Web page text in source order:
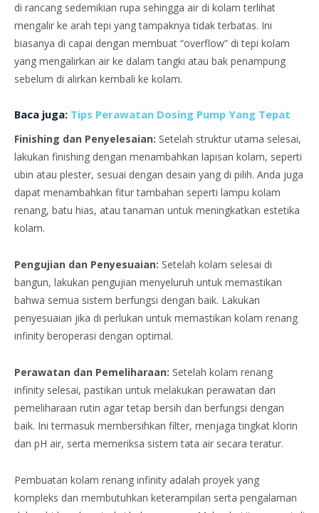
di rancang sedemikian rupa sehingga air di kolam terlihat
mengalir ke arah tepi yang tampaknya tidak terbatas. Ini
biasanya di capai dengan membuat “overflow” di tepi kolam
yang mengalirkan air ke dalam tangki atau bak penampung
sebelum di alirkan kembali ke kolam.
Baca juga: Tips Perawatan Dosing Pump Yang Tepat
Finishing dan Penyelesaian: Setelah struktur utama selesai,
lakukan finishing dengan menambahkan lapisan kolam, seperti
ubin atau plester, sesuai dengan desain yang di pilih. Anda juga
dapat menambahkan fitur tambahan seperti lampu kolam
renang, batu hias, atau tanaman untuk meningkatkan estetika
kolam.
Pengujian dan Penyesuaian: Setelah kolam selesai di
bangun, lakukan pengujian menyeluruh untuk memastikan
bahwa semua sistem berfungsi dengan baik. Lakukan
penyesuaian jika di perlukan untuk memastikan kolam renang
infinity beroperasi dengan optimal.
Perawatan dan Pemeliharaan: Setelah kolam renang
infinity selesai, pastikan untuk melakukan perawatan dan
pemeliharaan rutin agar tetap bersih dan berfungsi dengan
baik. Ini termasuk membersihkan filter, menjaga tingkat klorin
dan pH air, serta memeriksa sistem tata air secara teratur.
Pembuatan kolam renang infinity adalah proyek yang
kompleks dan membutuhkan keterampilan serta pengalaman